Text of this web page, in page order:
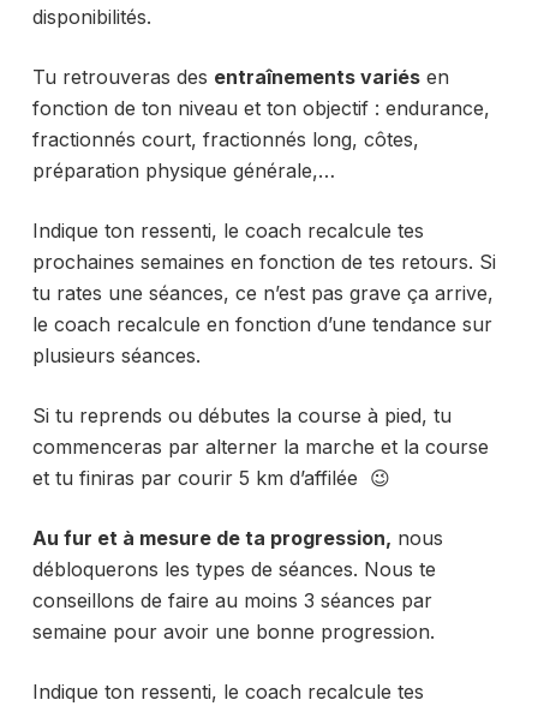
disponibilités.
Tu retrouveras des entraînements variésen
fonction de ton niveau et ton objectif : endurance,
fractionnés court, fractionnés long, côtes,
préparation physique générale,…
Indique ton ressenti, le coach recalcule tes
prochaines semaines en fonction de tes retours. Si
tu rates une séances, ce n’est pas grave ça arrive,
le coach recalcule en fonction d’une tendance sur
plusieurs séances.
Si tu reprends ou débutes la course à pied, tu
commenceras par alterner la marche et la course
et tu finiras par courir 5 km d’affilée 😉
Au fur et à mesure de ta progression, nous
débloquerons les types de séances. Nous te
conseillons de faire au moins 3 séances par
semaine pour avoir une bonne progression.
Indique ton ressenti, le coach recalcule tes